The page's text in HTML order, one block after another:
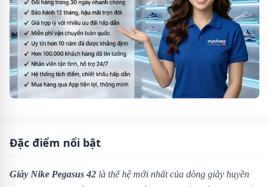
Đặc điểm nổi bật
Giày Nike Pegasus 42 là thế hệ mới nhất của dòng giày huyền